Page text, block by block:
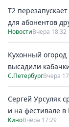
Т2
для абонентов
НовостиВчера 18:32
Кухонный
высадили
С.ПетербургВчера
Сергей Урсуляк
и на фестивале в
КиноВчера 17:29